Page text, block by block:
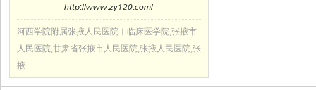
http://www.zy120.com/
河西学院附属张掖人民医院︱临床医学院,张掖市
人民医院,甘肃省张掖市人民医院,张掖人民医院,张
掖